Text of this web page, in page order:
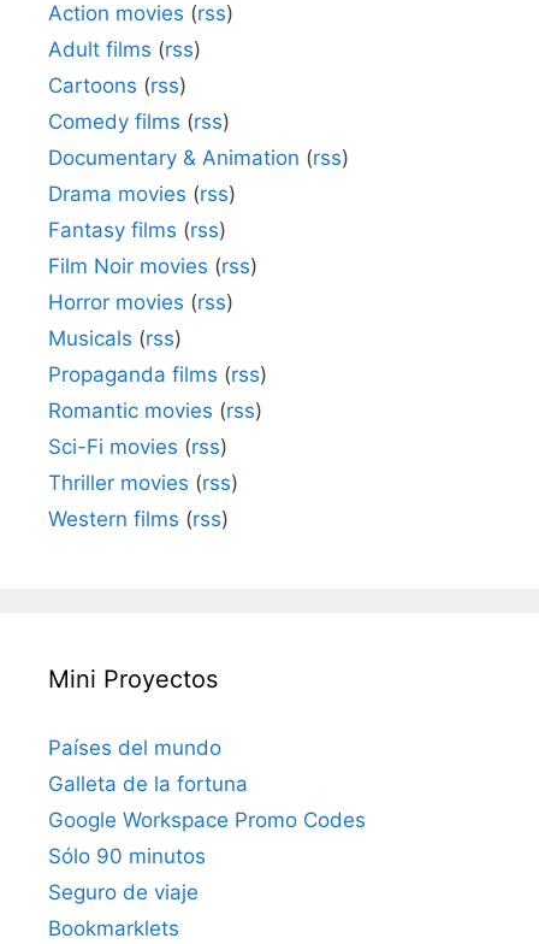
Action movies (rss)
Adult films (rss)
Cartoons (rss)
Comedy films (rss)
Documentary & Animation (rss)
Drama movies (rss)
Fantasy films (rss)
Film Noir movies (rss)
Horror movies (rss)
Musicals (rss)
Propaganda films (rss)
Romantic movies (rss)
Sci-Fi movies (rss)
Thriller movies (rss)
Western films (rss)
Mini Proyectos
Países del mundo
Galleta de la fortuna
Google Workspace Promo Codes
Sólo 90 minutos
Seguro de viaje
Bookmarklets